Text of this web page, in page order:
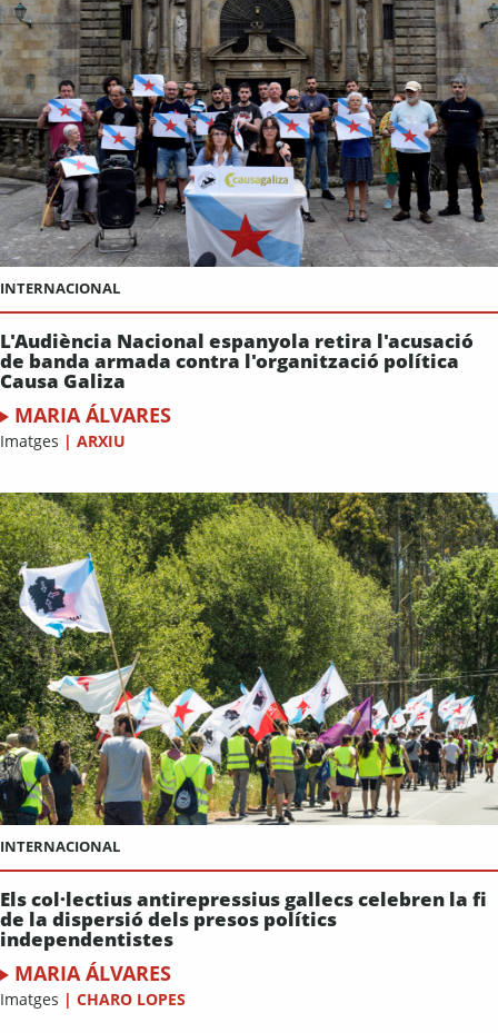
INTERNACIONAL
L'Audiència Nacional espanyola retira l'acusació
de banda armada contra l'organització política
Causa Galiza
MARIA ÁLVARES
Imatges | ARXIU
INTERNACIONAL
Els col·lectius antirepressius gallecs celebren la fi
de la dispersió dels presos polítics
independentistes
MARIA ÁLVARES
Imatges | CHARO LOPES